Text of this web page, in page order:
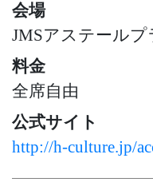
会場
JMSアステール
料金
全席自由
公式サイト
http://h-culture.jp/